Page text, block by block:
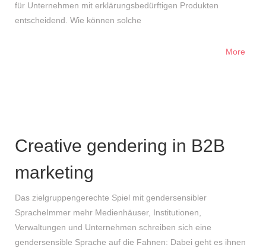
für Unternehmen mit erklärungsbedürftigen Produkten
entscheidend. Wie können solche
More
Creative gendering in B2B
marketing
Das zielgruppengerechte Spiel mit gendersensibler
SpracheImmer mehr Medienhäuser, Institutionen,
Verwaltungen und Unternehmen schreiben sich eine
gendersensible Sprache auf die Fahnen: Dabei geht es ihnen